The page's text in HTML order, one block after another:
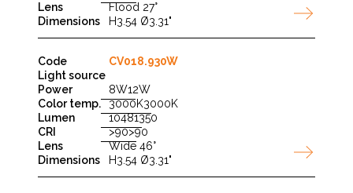
Flood 27°
H3.54 Ø3.31"
CV018.930W
8W12W
3000K3000K
10481350
>90>90
Wide 46°
H3.54 Ø3.31"